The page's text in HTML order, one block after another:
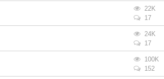
22K
17
24K
17
100K
152